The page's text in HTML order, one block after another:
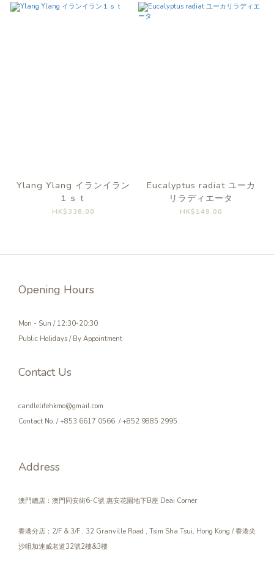
Ylang Ylang イランイラン
１ｓｔ
HK$336.00
Eucalyptus radiat ユーカ
リラディエータ
HK$149.00
Opening Hours
Mon - Sun / 12:30-20:30
Public Holidays / By Appointment
Contact Us
candlelifehkmo@gmail.com
Contact No. / +853 6617 0566 / +852 9885 2995
Address
澳門總店：澳門同安街6-C號 惠安花園地下B座 Deai Corner
香港分店：2/F & 3/F , 32 Granville Road , Tsim Sha Tsui, Hong Kong / 香港尖
沙咀加連威老道32號2樓&3樓